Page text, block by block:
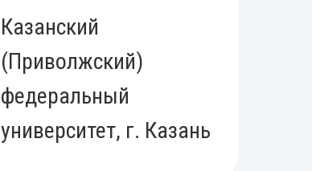
Казанский
(Приволжский)
федеральный
университет, г. Казань